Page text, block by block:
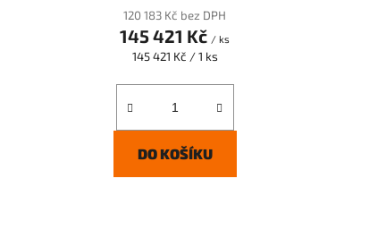
120 183 Kč bez DPH
145 421 Kč / ks
Měrná
145 421 Kč / 1 ks
DO KOŠÍKU